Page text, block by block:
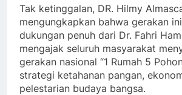
Tak ketinggalan, DR. Hilmy
mengungkapkan bahwa gerakan
dukungan penuh dari Dr. Fahri
mengajak seluruh masyarakat
gerakan nasional “1 Rumah 5
strategi ketahanan pangan,
pelestarian budaya bangsa.